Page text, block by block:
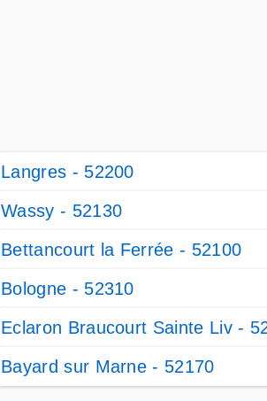
Langres - 52200
Wassy - 52130
Bettancourt la Ferrée - 52100
Bologne - 52310
Eclaron Braucourt Sainte Liv -
Bayard sur Marne - 52170